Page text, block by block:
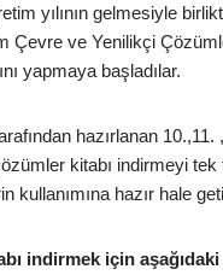
yılının gelmesiyle
Çevre ve Yenilikçi
yapmaya başladılar.
hazırlanan 10.,11.
kitabı indirmeyi tek
kullanımına hazır hale
indirmek için aşağıdaki